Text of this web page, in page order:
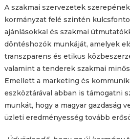
A szakmai szervezetek
kormányzat felé szintén
ajánlásokkal és szakmai
döntéshozók munkáját, amelyek
transzparens és etikus
valamint a tenderek szakmai
Emellett a marketing és
eszköztárával abban is támogatni
munkát, hogy a magyar gazdaság
üzleti eredményesség tovább